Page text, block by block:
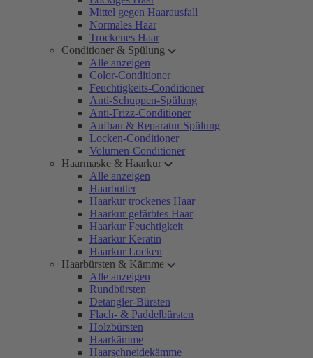
Mittel gegen Haarausfall
Normales Haar
Trockenes Haar
Conditioner & Spülung
Alle anzeigen
Color-Conditioner
Feuchtigkeits-Conditioner
Anti-Schuppen-Spülung
Anti-Frizz-Conditioner
Aufbau & Reparatur Spülung
Locken-Conditioner
Volumen-Conditioner
Haarmaske & Haarkur
Alle anzeigen
Haarbutter
Haarkur trockenes Haar
Haarkur gefärbtes Haar
Haarkur Feuchtigkeit
Haarkur Keratin
Haarkur Locken
Haarbürsten & Kämme
Alle anzeigen
Rundbürsten
Detangler-Bürsten
Flach- & Paddelbürsten
Holzbürsten
Haarkämme
Haarschneidekämme